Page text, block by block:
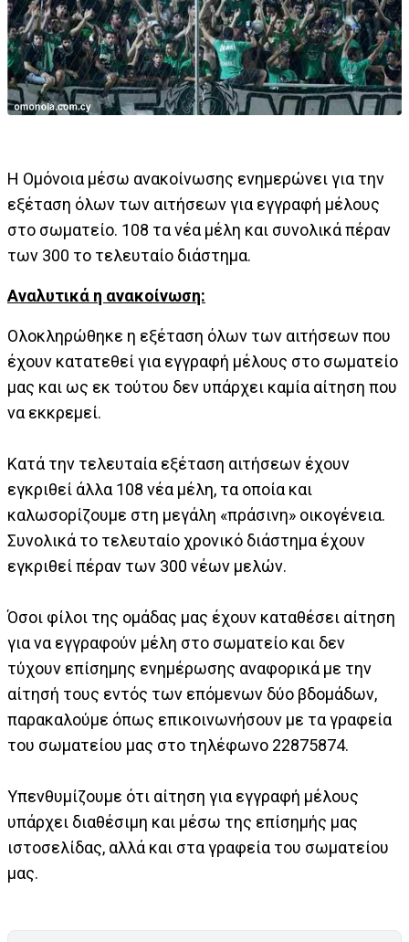
Η Ομόνοια μέσω ανακοίνωσης ενημερώνει για την
εξέταση όλων των αιτήσεων για εγγραφή μέλους
στο σωματείο. 108 τα νέα μέλη και συνολικά πέραν
των 300 το τελευταίο διάστημα.
Αναλυτικά η ανακοίνωση:
Ολοκληρώθηκε η εξέταση όλων των αιτήσεων που
έχουν κατατεθεί για εγγραφή μέλους στο σωματείο
μας και ως εκ τούτου δεν υπάρχει καμία αίτηση που
να εκκρεμεί.
Κατά την τελευταία εξέταση αιτήσεων έχουν
εγκριθεί άλλα 108 νέα μέλη, τα οποία και
καλωσορίζουμε στη μεγάλη «πράσινη» οικογένεια.
Συνολικά το τελευταίο χρονικό διάστημα έχουν
εγκριθεί πέραν των 300 νέων μελών.
Όσοι φίλοι της ομάδας μας έχουν καταθέσει αίτηση
για να εγγραφούν μέλη στο σωματείο και δεν
τύχουν επίσημης ενημέρωσης αναφορικά με την
αίτησή τους εντός των επόμενων δύο βδομάδων,
παρακαλούμε όπως επικοινωνήσουν με τα γραφεία
του σωματείου μας στο τηλέφωνο 22875874.
Υπενθυμίζουμε ότι αίτηση για εγγραφή μέλους
υπάρχει διαθέσιμη και μέσω της επίσημής μας
ιστοσελίδας, αλλά και στα γραφεία του σωματείου
μας.